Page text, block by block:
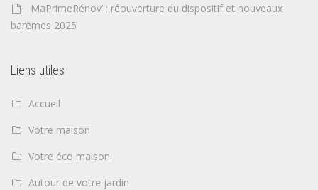
MaPrimeRénov’ : réouverture du dispositif et nouveaux
barèmes 2025
Liens utiles
Accueil
Votre maison
Votre éco maison
Autour de votre jardin